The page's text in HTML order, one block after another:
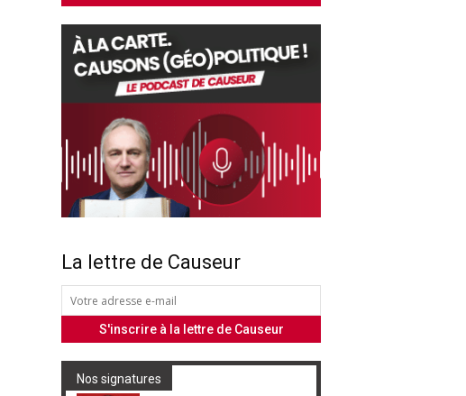
La lettre de Causeur
Nos signatures